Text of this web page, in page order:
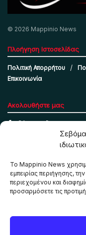
Το Mappinio News
εμπειρίας περιήγησης,
περιεχομένου και
προσαρμόσετε τις
© 2026 Mappinio News
Πλοήγηση Ιστοσελίδας
Πολιτική Απορρήτου
Επικοινωνία
Ακολουθήστε μας
Το Mappinio.net